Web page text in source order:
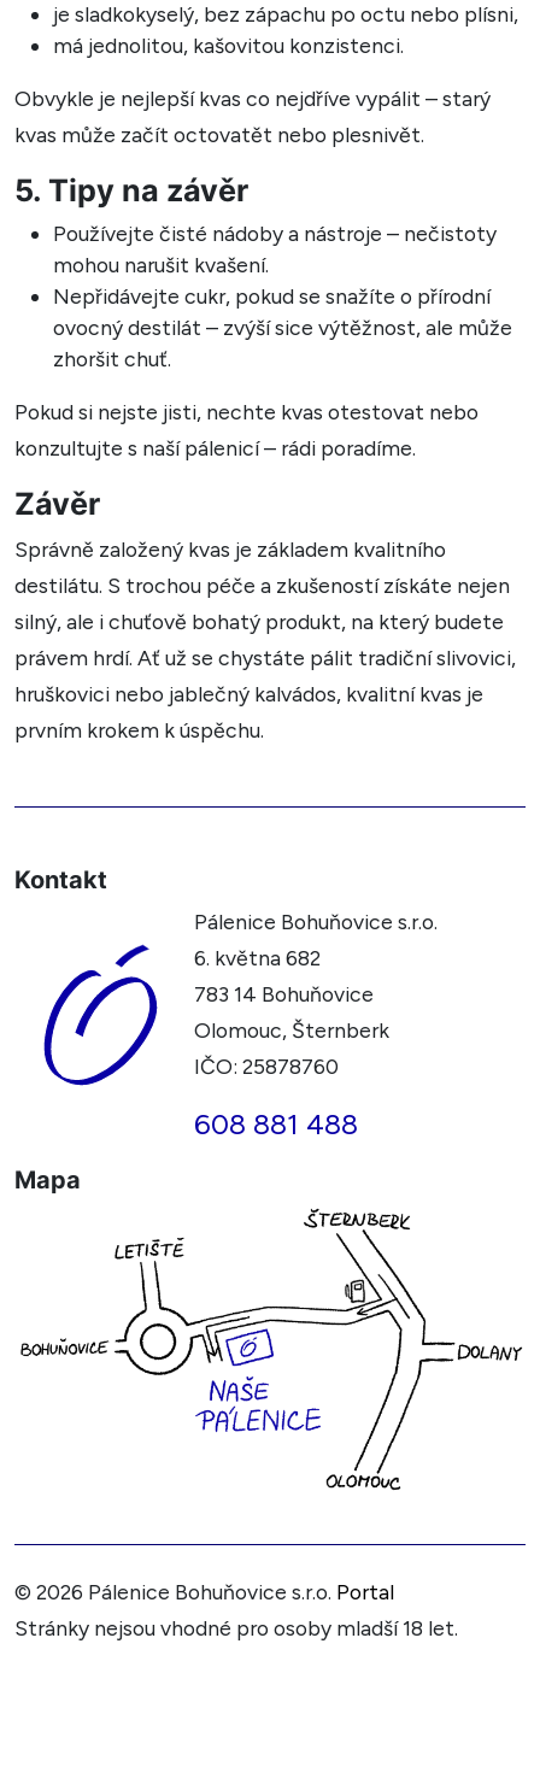
je sladkokyselý, bez zápachu po octu nebo plísni,
má jednolitou, kašovitou konzistenci.
Obvykle je nejlepší kvas co nejdříve vypálit – starý
kvas může začít octovatět nebo plesnivět.
5. Tipy na závěr
Používejte čisté nádoby a nástroje – nečistoty
mohou narušit kvašení.
Nepřidávejte cukr, pokud se snažíte o přírodní
ovocný destilát – zvýší sice výtěžnost, ale může
zhoršit chuť.
Pokud si nejste jisti, nechte kvas otestovat nebo
konzultujte s naší pálenicí – rádi poradíme.
Závěr
Správně založený kvas je základem kvalitního
destilátu. S trochou péče a zkušeností získáte nejen
silný, ale i chuťově bohatý produkt, na který budete
právem hrdí. Ať už se chystáte pálit tradiční slivovici,
hruškovici nebo jablečný kalvádos, kvalitní kvas je
prvním krokem k úspěchu.
Kontakt
Pálenice Bohuňovice s.r.o.
6. května 682
783 14 Bohuňovice
Olomouc, Šternberk
IČO: 25878760
608 881 488
Mapa
© 2026 Pálenice Bohuňovice s.r.o. Portal
Stránky nejsou vhodné pro osoby mladší 18 let.